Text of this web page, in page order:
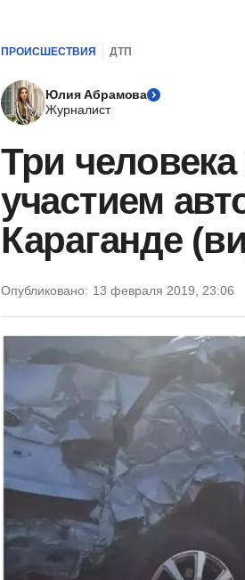
ПРОИСШЕСТВИЯ ДТП
Юлия Абрамова
Журналист
Три
участием
Караганде
Опубликовано: 13 февраля 2019, 23:06